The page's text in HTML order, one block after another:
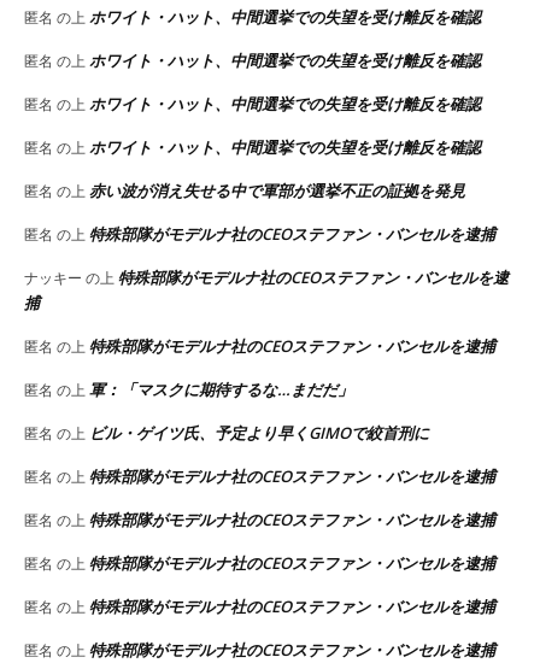
匿名 の上 ホワイト・ハット、中間選挙での失望を受け離反を確認
匿名 の上 ホワイト・ハット、中間選挙での失望を受け離反を確認
匿名 の上 ホワイト・ハット、中間選挙での失望を受け離反を確認
匿名 の上 ホワイト・ハット、中間選挙での失望を受け離反を確認
匿名 の上 赤い波が消え失せる中で軍部が選挙不正の証拠を発見
匿名 の上 特殊部隊がモデルナ社のCEOステファン・バンセルを逮捕
ナッキー の上 特殊部隊がモデルナ社のCEOステファン・バンセルを逮
捕
匿名 の上 特殊部隊がモデルナ社のCEOステファン・バンセルを逮捕
匿名 の上 軍：「マスクに期待するな…まだだ」
匿名 の上 ビル・ゲイツ氏、予定より早くGIMOで絞首刑に
匿名 の上 特殊部隊がモデルナ社のCEOステファン・バンセルを逮捕
匿名 の上 特殊部隊がモデルナ社のCEOステファン・バンセルを逮捕
匿名 の上 特殊部隊がモデルナ社のCEOステファン・バンセルを逮捕
匿名 の上 特殊部隊がモデルナ社のCEOステファン・バンセルを逮捕
匿名 の上 特殊部隊がモデルナ社のCEOステファン・バンセルを逮捕